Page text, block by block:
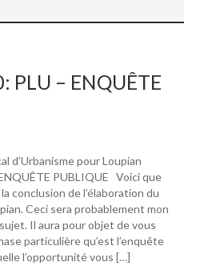
PLU – ENQUÊTE
d’Urbanisme pour Loupian
PUBLIQUE Voici que
conclusion de l’élaboration du
Ceci sera probablement mon
Il aura pour objet de vous
particulière qu’est l’enquête
l’opportunité vous […]